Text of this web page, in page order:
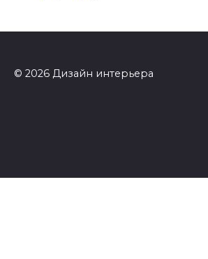
© 2026 Дизайн интерьера